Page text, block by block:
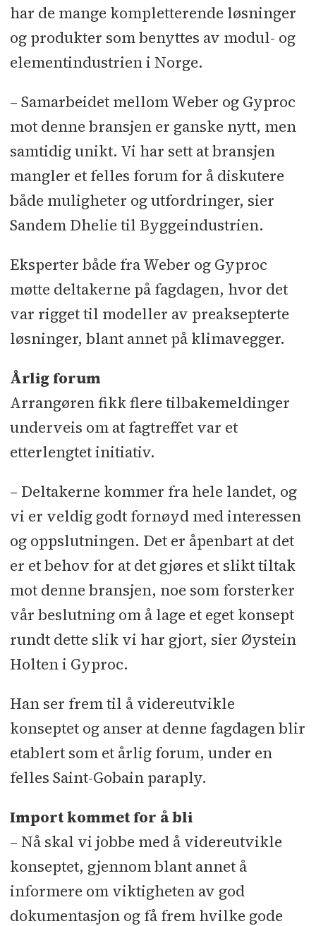
har de mange kompletterende løsninger
og produkter som benyttes av modul- og
elementindustrien i Norge.
– Samarbeidet mellom Weber og Gyproc
mot denne bransjen er ganske nytt, men
samtidig unikt. Vi har sett at bransjen
mangler et felles forum for å diskutere
både muligheter og utfordringer, sier
Sandem Dhelie til Byggeindustrien.
Eksperter både fra Weber og Gyproc
møtte deltakerne på fagdagen, hvor det
var rigget til modeller av preaksepterte
løsninger, blant annet på klimavegger.
Årlig forum
Arrangøren fikk flere tilbakemeldinger
underveis om at fagtreffet var et
etterlengtet initiativ.
– Deltakerne kommer fra hele landet, og
vi er veldig godt fornøyd med interessen
og oppslutningen. Det er åpenbart at det
er et behov for at det gjøres et slikt tiltak
mot denne bransjen, noe som forsterker
vår beslutning om å lage et eget konsept
rundt dette slik vi har gjort, sier Øystein
Holten i Gyproc.
Han ser frem til å videreutvikle
konseptet og anser at denne fagdagen blir
etablert som et årlig forum, under en
felles Saint-Gobain paraply.
Import kommet for å bli
– Nå skal vi jobbe med å videreutvikle
konseptet, gjennom blant annet å
informere om viktigheten av god
dokumentasjon og få frem hvilke gode